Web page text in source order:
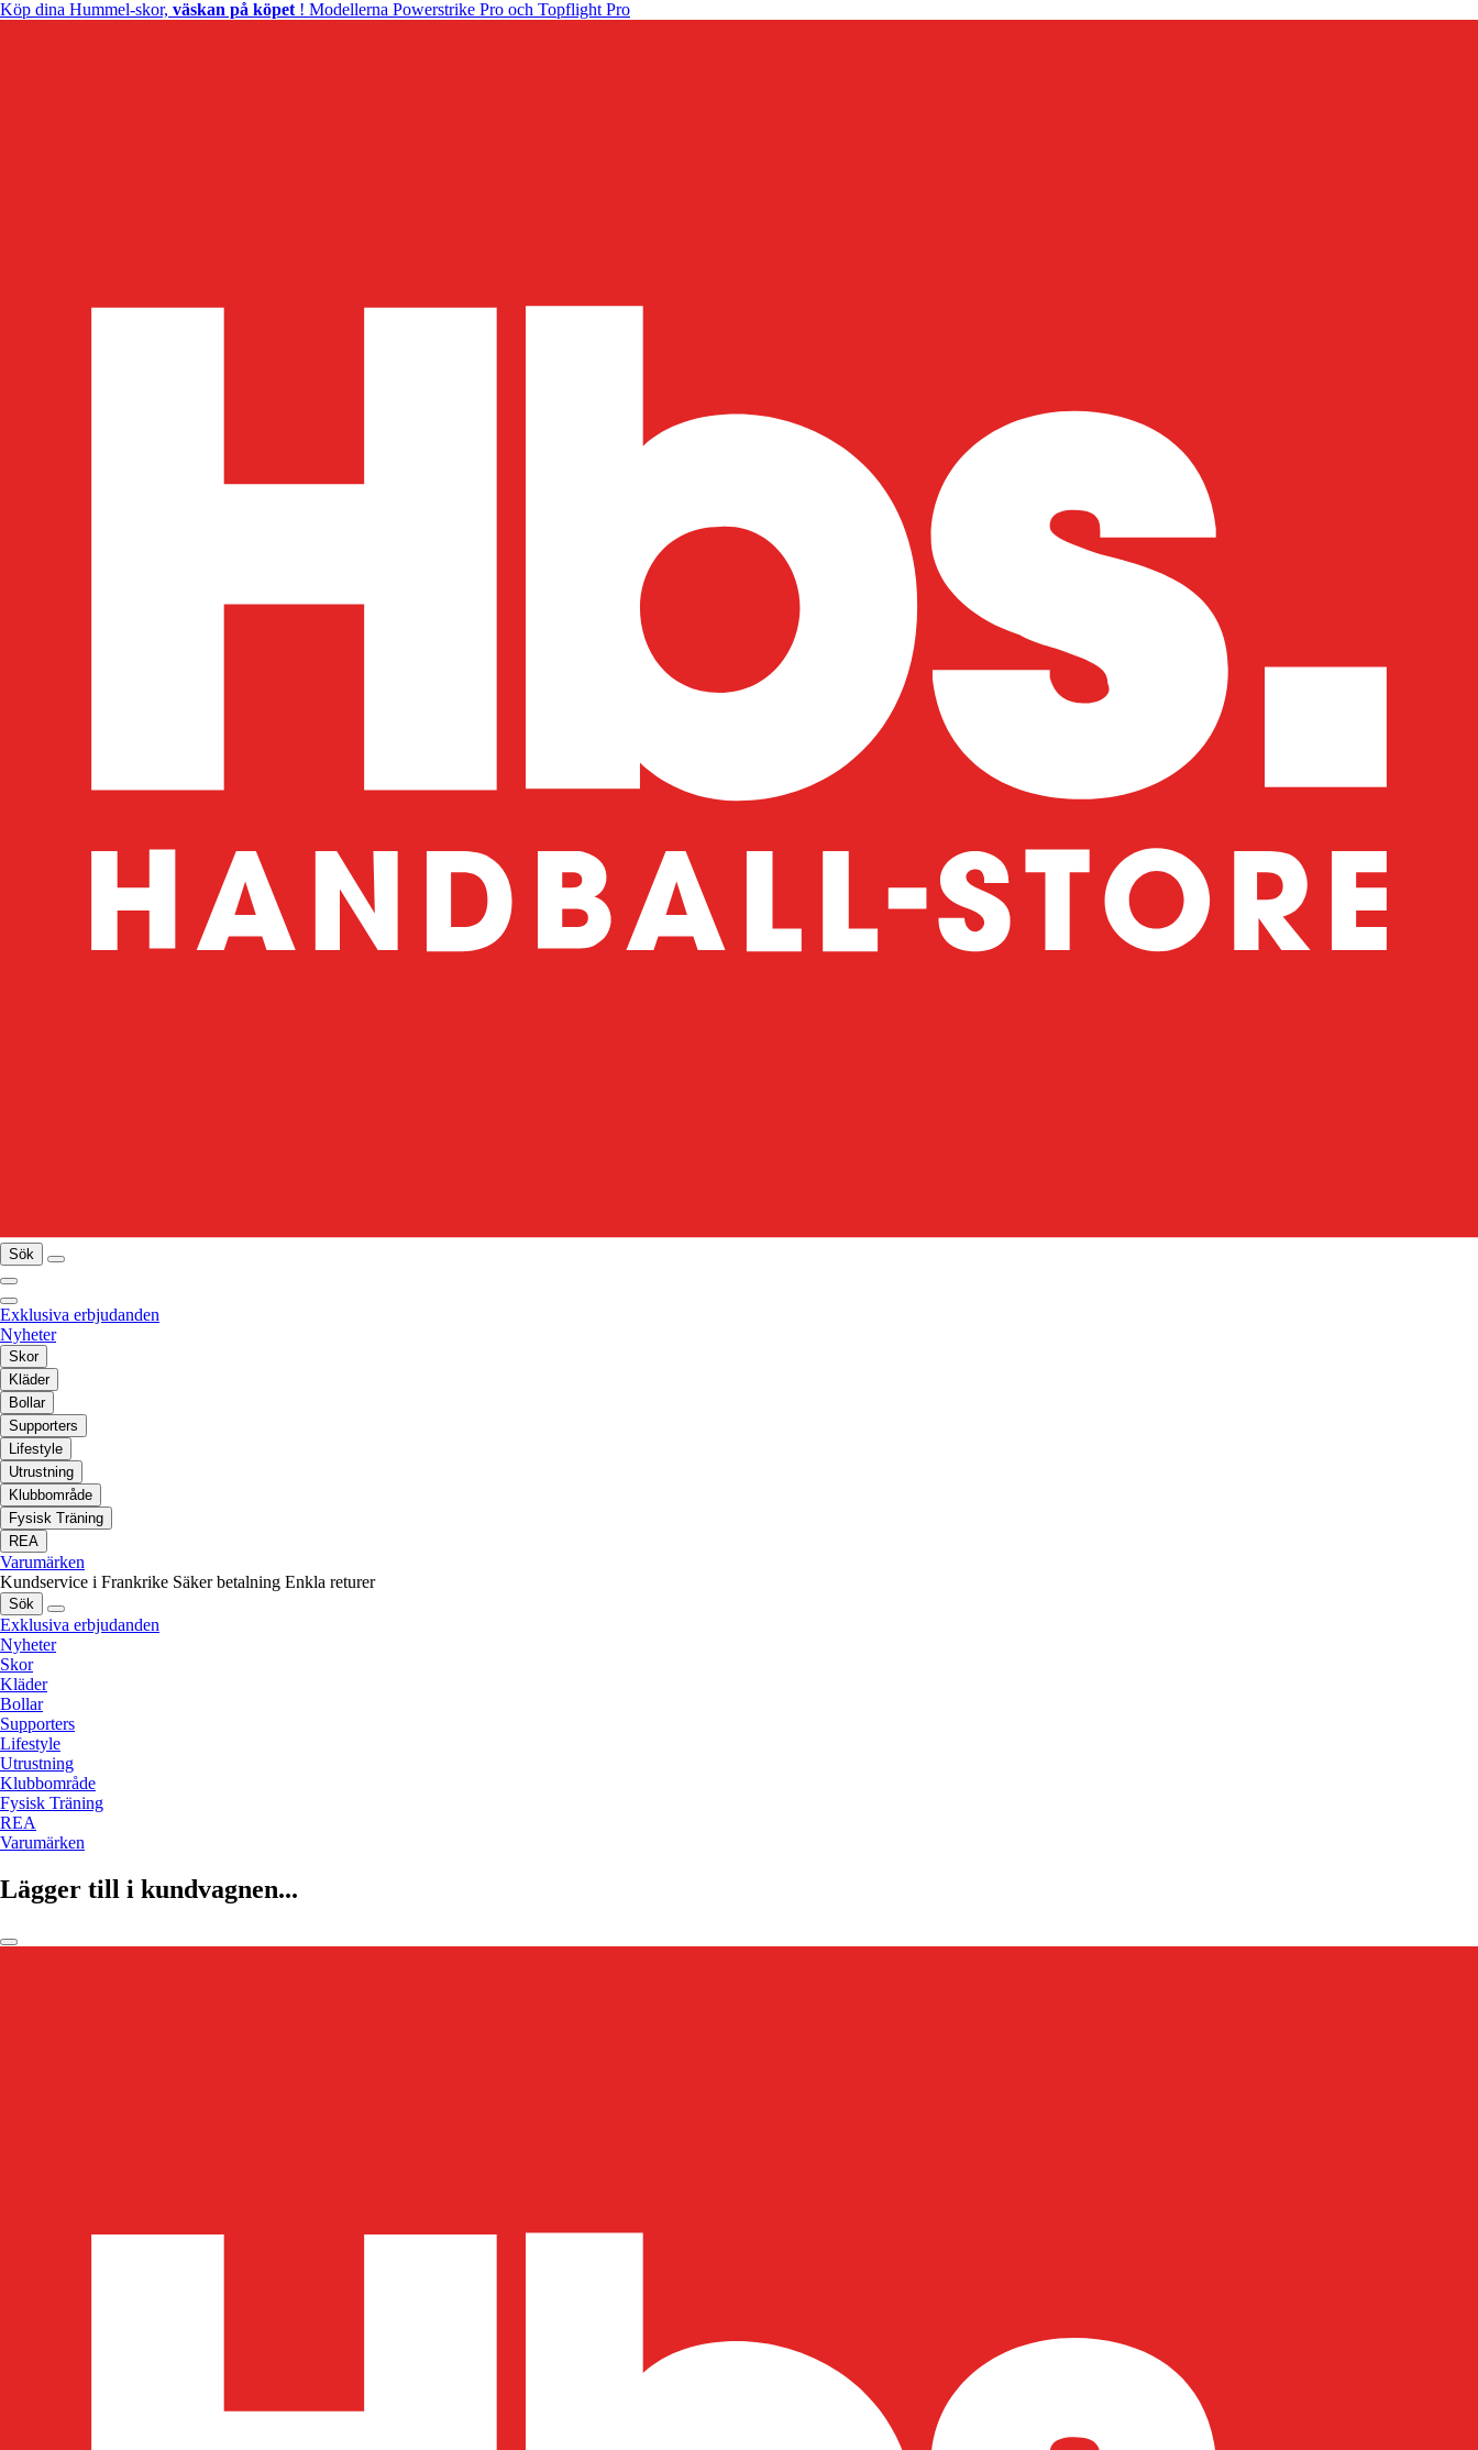
Köp dina Hummel-skor, väskan på köpet ! Modellerna Powerstrike Pro och Topflight Pro
Sök
Exklusiva erbjudanden
Nyheter
Skor
Kläder
Bollar
Supporters
Lifestyle
Utrustning
Klubbområde
Fysisk Träning
REA
Varumärken
Kundservice i Frankrike Säker betalning Enkla returer
Sök
Exklusiva erbjudanden
Nyheter
Skor
Kläder
Bollar
Supporters
Lifestyle
Utrustning
Klubbområde
Fysisk Träning
REA
Varumärken
Lägger till i kundvagnen...